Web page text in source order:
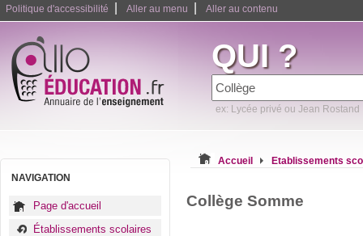
Politique d'accessibilité Aller au menu Aller au contenu
QUI ?
ex: Lycée privé ou Jean Rostand
NAVIGATION
Page d'accueil
Établissements scolaires
Accueil Etablissements
Collège Somme